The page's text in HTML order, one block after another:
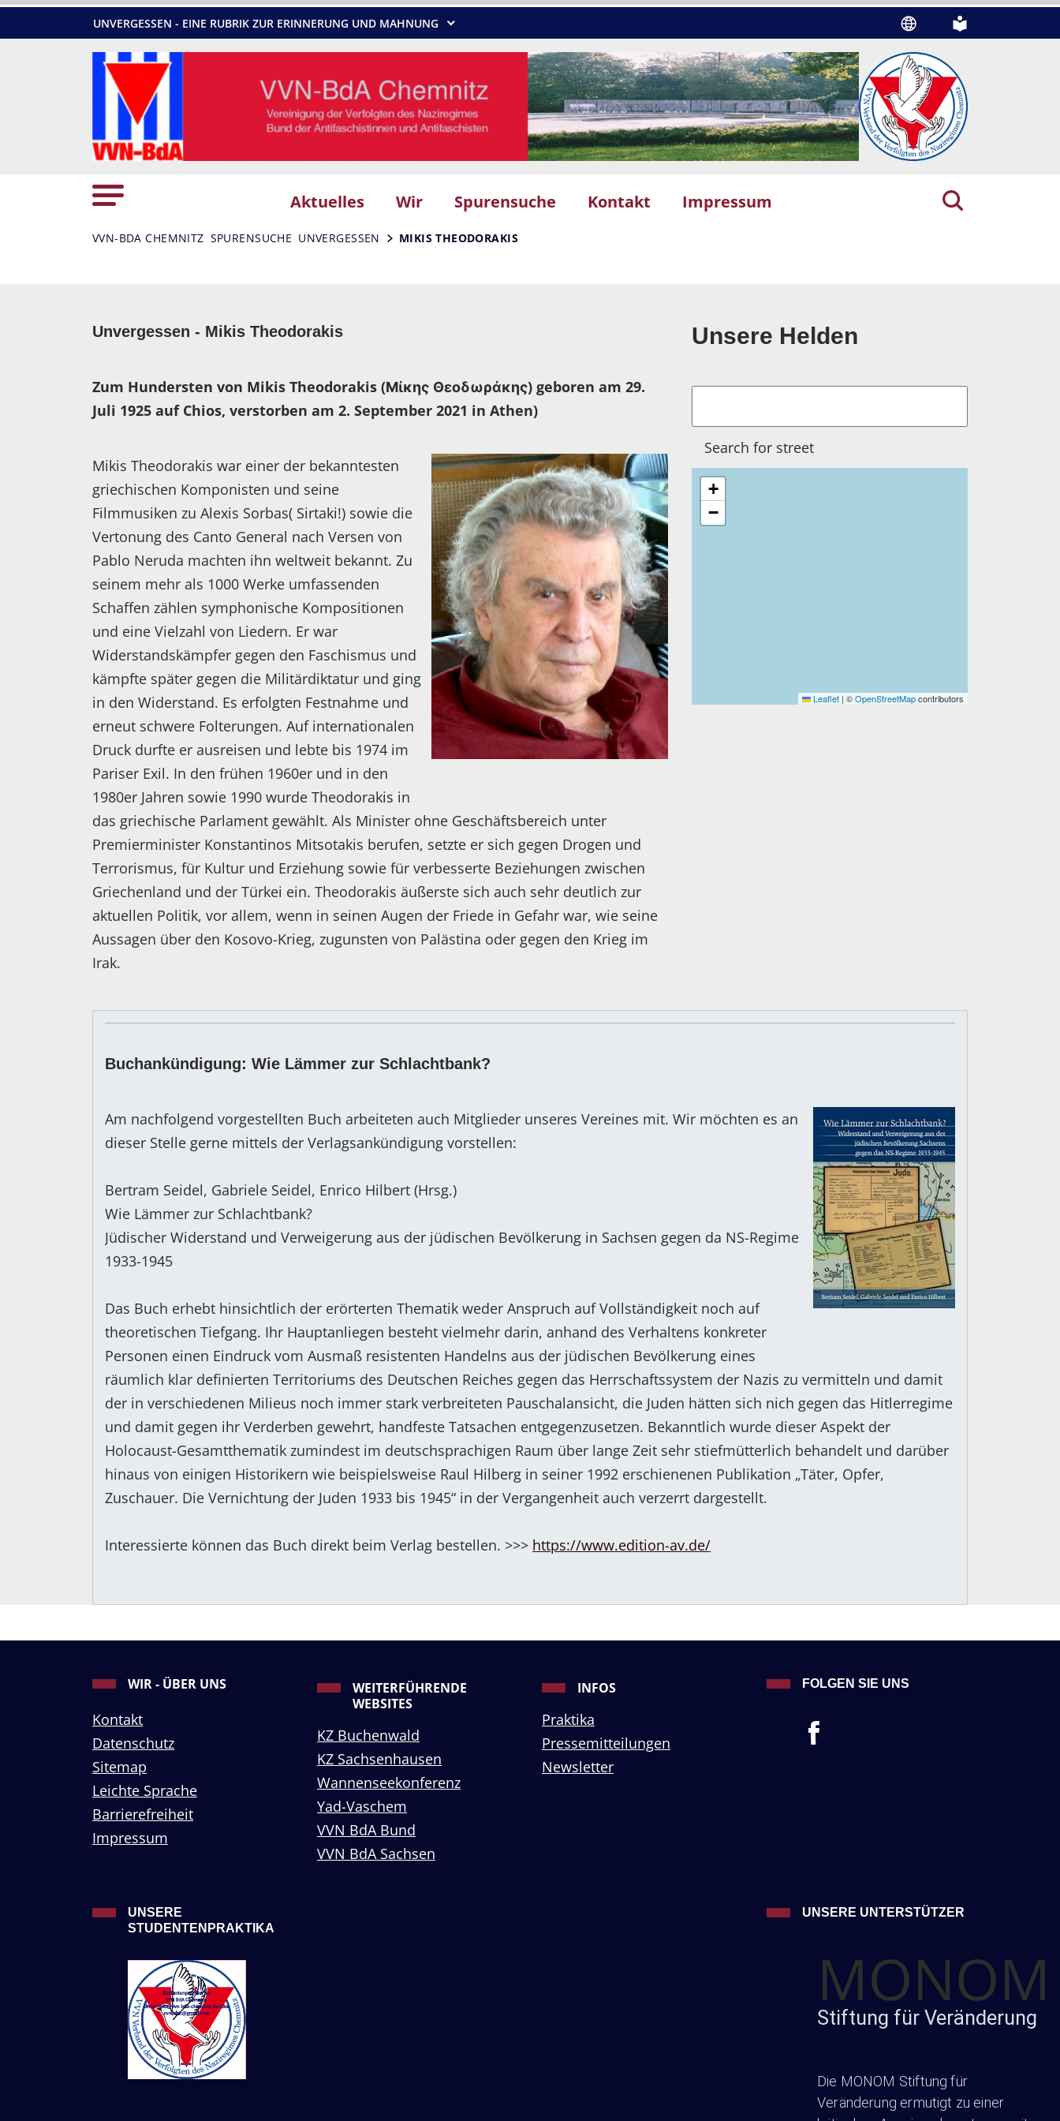
UNVERGESSEN - EINE RUBRIK ZUR ERINNERUNG UND MAHNUNG
Aktuelles Wir Spurensuche Kontakt Impressum
VVN-BDA CHEMNITZ SPURENSUCHE UNVERGESSEN MIKIS THEODORAKIS
Unvergessen - Mikis Theodorakis
Zum Hundersten von Mikis Theodorakis (Μίκης Θεοδωράκης) geboren am 29.
Juli 1925 auf Chios, verstorben am 2. September 2021 in Athen)
Mikis Theodorakis war einer der bekanntesten
griechischen Komponisten und seine
Filmmusiken zu Alexis Sorbas( Sirtaki!) sowie die
Vertonung des Canto General nach Versen von
Pablo Neruda machten ihn weltweit bekannt. Zu
seinem mehr als 1000 Werke umfassenden
Schaffen zählen symphonische Kompositionen
und eine Vielzahl von Liedern. Er war
Widerstandskämpfer gegen den Faschismus und
kämpfte später gegen die Militärdiktatur und ging
in den Widerstand. Es erfolgten Festnahme und
erneut schwere Folterungen. Auf internationalen
Druck durfte er ausreisen und lebte bis 1974 im
Pariser Exil. In den frühen 1960er und in den
1980er Jahren sowie 1990 wurde Theodorakis in
das griechische Parlament gewählt. Als Minister ohne Geschäftsbereich unter
Premierminister Konstantinos Mitsotakis berufen, setzte er sich gegen Drogen und
Terrorismus, für Kultur und Erziehung sowie für verbesserte Beziehungen zwischen
Griechenland und der Türkei ein. Theodorakis äußerste sich auch sehr deutlich zur
aktuellen Politik, vor allem, wenn in seinen Augen der Friede in Gefahr war, wie seine
Aussagen über den Kosovo-Krieg, zugunsten von Palästina oder gegen den Krieg im
Irak.
Unsere Helden
+
−
Leaflet | ©OpenStreetMapcontributors
Buchankündigung: Wie Lämmer zur Schlachtbank?
Am nachfolgend vorgestellten Buch arbeiteten auch Mitglieder unseres Vereines mit. Wir möchten es an
dieser Stelle gerne mittels der Verlagsankündigung vorstellen:
Bertram Seidel, Gabriele Seidel, Enrico Hilbert (Hrsg.)
Wie Lämmer zur Schlachtbank?
Jüdischer Widerstand und Verweigerung aus der jüdischen Bevölkerung in Sachsen gegen da NS-Regime
1933-1945
Das Buch erhebt hinsichtlich der erörterten Thematik weder Anspruch auf Vollständigkeit noch auf
theoretischen Tiefgang. Ihr Hauptanliegen besteht vielmehr darin, anhand des Verhaltens konkreter
Personen einen Eindruck vom Ausmaß resistenten Handelns aus der jüdischen Bevölkerung eines
räumlich klar definierten Territoriums des Deutschen Reiches gegen das Herrschaftssystem der Nazis zu vermitteln und damit
der in verschiedenen Milieus noch immer stark verbreiteten Pauschalansicht, die Juden hätten sich nich gegen das Hitlerregime
und damit gegen ihr Verderben gewehrt, handfeste Tatsachen entgegenzusetzen. Bekanntlich wurde dieser Aspekt der
Holocaust-Gesamtthematik zumindest im deutschsprachigen Raum über lange Zeit sehr stiefmütterlich behandelt und darüber
hinaus von einigen Historikern wie beispielsweise Raul Hilberg in seiner 1992 erschienenen Publikation „Täter, Opfer,
Zuschauer. Die Vernichtung der Juden 1933 bis 1945“ in der Vergangenheit auch verzerrt dargestellt.
Interessierte können das Buch direkt beim Verlag bestellen. >>> https://www.edition-av.de/
WIR - ÜBER UNS
Kontakt
Datenschutz
Sitemap
Leichte Sprache
Barrierefreiheit
Impressum
WEITERFÜHRENDE
WEBSITES
KZ Buchenwald
KZ Sachsenhausen
Wannenseekonferenz
Yad-Vaschem
VVN BdA Bund
VVN BdA Sachsen
INFOS
Praktika
Pressemitteilungen
Newsletter
FOLGEN SIE UNS
UNSERE
STUDENTENPRAKTIKA
UNSERE UNTERSTÜTZER
MONOM
Stiftung für Veränderung
Die MONOM Stiftung für
Veränderung ermutigt zu einer